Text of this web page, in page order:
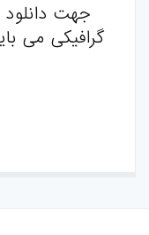
جهت
گرافیکی می